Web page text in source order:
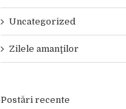
Uncategorized
Zilele amanţilor
Postări recente